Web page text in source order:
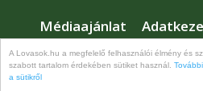
A Lovasok.hu a megfelelő felhasználói élmény és
szabott tartalom érdekében sütiket használ.
a sütikről
Médiaajánlat
Jogi nyilatkozat
©